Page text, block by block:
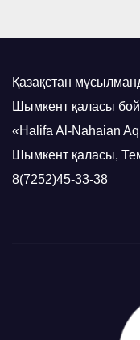
Қазақстан
Шымкент қаласы
«Halifa Al-Nahaian
Шымкент қаласы,
8(7252)45-33-38